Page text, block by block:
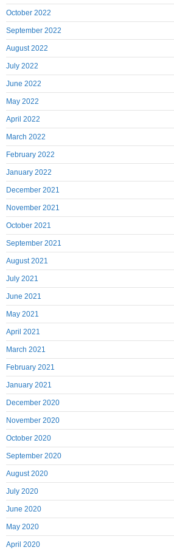
October 2022
September 2022
August 2022
July 2022
June 2022
May 2022
April 2022
March 2022
February 2022
January 2022
December 2021
November 2021
October 2021
September 2021
August 2021
July 2021
June 2021
May 2021
April 2021
March 2021
February 2021
January 2021
December 2020
November 2020
October 2020
September 2020
August 2020
July 2020
June 2020
May 2020
April 2020